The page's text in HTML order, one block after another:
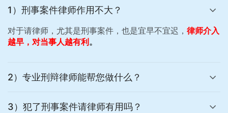
1）刑事案件律师作用不大？
对于请律师，尤其是刑事案件，也是宜早不宜迟， 律师介入
越早，对当事人越有利。
2）专业刑辩律师能帮您做什么？
3）犯了刑事案件请律师有用吗？